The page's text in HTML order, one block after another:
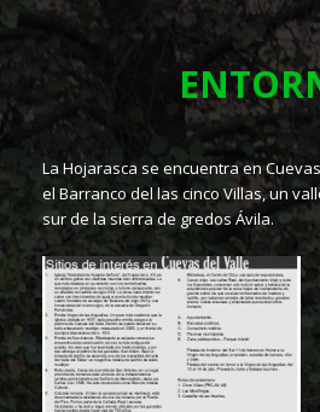
La Hojarasca se encuentra en
el Barranco del las cinco Villas, un
sur de la sierra de gredos Ávila.